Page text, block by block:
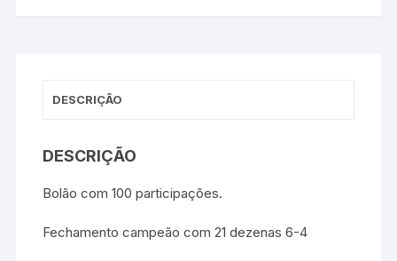
DESCRIÇÃO
DESCRIÇÃO
Bolão com 100 participações.
Fechamento campeão com 21 dezenas 6-4